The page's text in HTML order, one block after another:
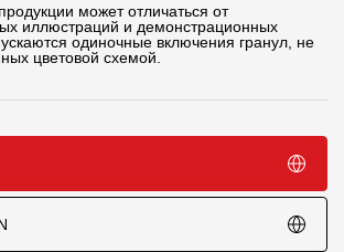
может отличаться от
иллюстраций и демонстрационных
одиночные включения гранул, не
цветовой схемой.